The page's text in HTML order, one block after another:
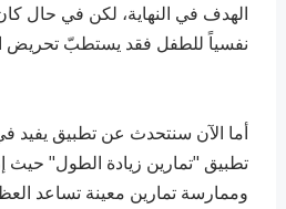
الهدف في النهاية، لكن في حال
نفسياً للطفل فقد يستطبّ تحريض
أما الآن سنتحدث عن تطبيق يفيد
تطبيق "تمارين زيادة الطول" حيث
وممارسة تمارين معينة تساعد